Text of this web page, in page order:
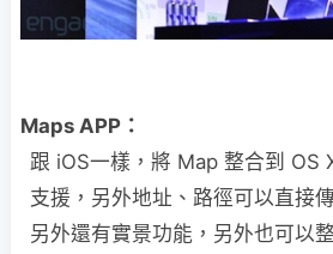
Maps APP：
跟 iOS一樣，將 Map 整合到 OS
支援，另外地址、路徑可以直接
另外還有實景功能，另外也可以